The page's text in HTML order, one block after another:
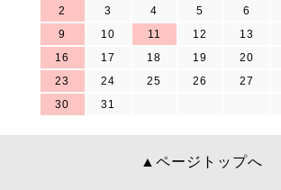
2
3 4 5 6
9
10 11 12 13
16
17 18 19 20
23
24 25 26 27
30
31
▲ページトップへ